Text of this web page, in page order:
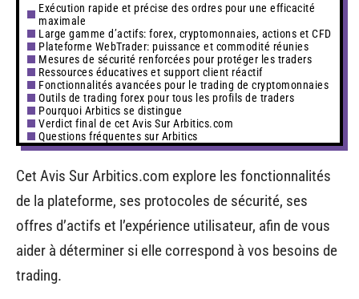
Exécution rapide et précise des ordres pour une efficacité
maximale
Large gamme d’actifs: forex, cryptomonnaies, actions et CFD
Plateforme WebTrader: puissance et commodité réunies
Mesures de sécurité renforcées pour protéger les traders
Ressources éducatives et support client réactif
Fonctionnalités avancées pour le trading de cryptomonnaies
Outils de trading forex pour tous les profils de traders
Pourquoi Arbitics se distingue
Verdict final de cet Avis Sur Arbitics.com
Questions fréquentes sur Arbitics
Cet Avis Sur Arbitics.com explore les fonctionnalités
de la plateforme, ses protocoles de sécurité, ses
offres d’actifs et l’expérience utilisateur, afin de vous
aider à déterminer si elle correspond à vos besoins de
trading.